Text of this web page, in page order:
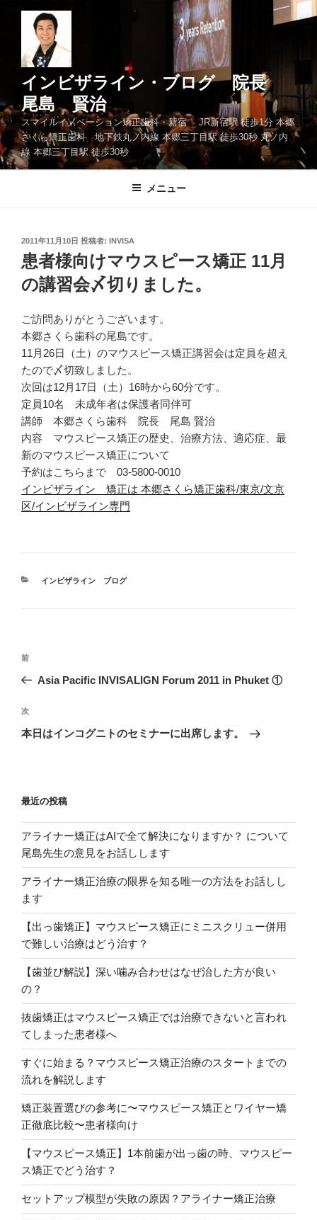
ス
キ
ッ
プ
インビザライン・ブログ 院長
尾島 賢治
スマイルイノベーション矯正歯科・新宿 JR新宿駅 徒歩1分 本郷
さくら矯正歯科 地下鉄丸ノ内線 本郷三丁目駅 徒歩30秒 丸ノ内
線 本郷三丁目駅 徒歩30秒
メニュー
投
稿
日:
2011年11月10日 投稿者: INVISA
患者様向けマウスピース矯正 11月
の講習会〆切りました。
ご訪問ありがとうございます。
本郷さくら歯科の尾島です。
11月26日（土）のマウスピース矯正講習会は定員を超え
たので〆切致しました。
次回は12月17日（土）16時から60分です。
定員10名 未成年者は保護者同伴可
講師 本郷さくら歯科 院長 尾島 賢治
内容 マウスピース矯正の歴史、治療方法、適応症、最
新のマウスピース矯正について
予約はこちらまで 03-5800-0010
インビザライン 矯正は 本郷さくら矯正歯科/東京/文京
区/インビザライン専門
カ
インビザライン ブログ
投
ビ
ゲ
ン
過
去
投
稿
前
Asia Pacific INVISALIGN Forum 2011 in Phuket ①
次
の
次
本日はインコグニトのセミナーに出席します。
最近の投稿
アライナー矯正はAIで全て解決になりますか？ について
尾島先生の意見をお話しします
アライナー矯正治療の限界を知る唯一の方法をお話しし
ます
【出っ歯矯正】マウスピース矯正にミニスクリュー併用
で難しい治療はどう治す？
【歯並び解説】深い噛み合わせはなぜ治した方が良い
の？
抜歯矯正はマウスピース矯正では治療できないと言われ
てしまった患者様へ
すぐに始まる？マウスピース矯正治療のスタートまでの
流れを解説します
矯正装置選びの参考に〜マウスピース矯正とワイヤー矯
正徹底比較〜患者様向け
【マウスピース矯正】1本前歯が出っ歯の時、マウスピー
ス矯正でどう治す？
セットアップ模型が失敗の原因？アライナー矯正治療